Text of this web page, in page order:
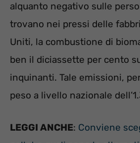
alquanto negativo sulle
trovano nei pressi delle
Uniti, la combustione di
ben il diciassette per cento
inquinanti. Tale emissioni,
peso a livello nazionale
LEGGI ANCHE: Conviene